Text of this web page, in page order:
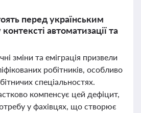
перед українським
автоматизації та
зміни та еміграція призвели
робітників, особливо
спеціальностях.
компенсує цей дефіцит,
у фахівцях, що створює